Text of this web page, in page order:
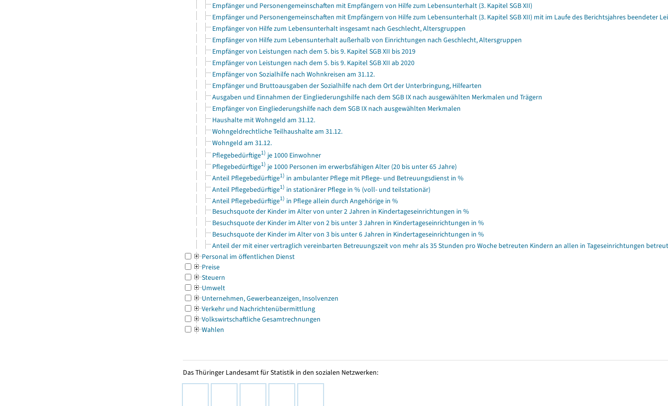
Empfänger und Personengemeinschaften mit Empfängern von Hilfe zum Lebensunterhalt (3. Kapitel SGB XII)
Empfänger und Personengemeinschaften mit Empfängern von Hilfe zum Lebensunterhalt (3. Kapitel SGB XII) mit im Laufe des Berichtsjahres beendeter
Empfänger von Hilfe zum Lebensunterhalt insgesamt nach Geschlecht, Altersgruppen
Empfänger von Hilfe zum Lebensunterhalt außerhalb von Einrichtungen nach Geschlecht, Altersgruppen
Empfänger von Leistungen nach dem 5. bis 9. Kapitel SGB XII bis 2019
Empfänger von Leistungen nach dem 5. bis 9. Kapitel SGB XII ab 2020
Empfänger von Sozialhilfe nach Wohnkreisen am 31.12.
Empfänger und Bruttoausgaben der Sozialhilfe nach dem Ort der Unterbringung, Hilfearten
Ausgaben und Einnahmen der Eingliederungshilfe nach dem SGB IX nach ausgewählten Merkmalen und Trägern
Empfänger von Eingliederungshilfe nach dem SGB IX nach ausgewählten Merkmalen
Haushalte mit Wohngeld am 31.12.
Wohngeldrechtliche Teilhaushalte am 31.12.
Wohngeld am 31.12.
Pflegebedürftige1) je 1000 Einwohner
Pflegebedürftige1) je 1000 Personen im erwerbsfähigen Alter (20 bis unter 65 Jahre)
Anteil Pflegebedürftige1) in ambulanter Pflege mit Pflege- und Betreuungsdienst in %
Anteil Pflegebedürftige1) in stationärer Pflege in % (voll- und teilstationär)
Anteil Pflegebedürftige1) in Pflege allein durch Angehörige in %
Besuchsquote der Kinder im Alter von unter 2 Jahren in Kindertageseinrichtungen in %
Besuchsquote der Kinder im Alter von 2 bis unter 3 Jahren in Kindertageseinrichtungen in %
Besuchsquote der Kinder im Alter von 3 bis unter 6 Jahren in Kindertageseinrichtungen in %
Anteil der mit einer vertraglich vereinbarten Betreuungszeit von mehr als 35 Stunden pro Woche betreuten Kindern an allen in Tageseinrichtungen
Personal im öffentlichen Dienst
Preise
Steuern
Umwelt
Unternehmen, Gewerbeanzeigen, Insolvenzen
Verkehr und Nachrichtenübermittlung
Volkswirtschaftliche Gesamtrechnungen
Wahlen
Das Thüringer Landesamt für Statistik in den sozialen Netzwerken: